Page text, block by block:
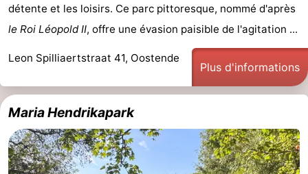
Monuments
-
vue
Croisières
-
Terrains
-
détente et les loisirs. Ce parc pittoresque, nommé d'après
le Roi Léopold II, offre une évasion paisible de l'agitation ...
Leon Spilliaertstraat 41, Oostende
Plus d'informations
Maria Hendrikapark